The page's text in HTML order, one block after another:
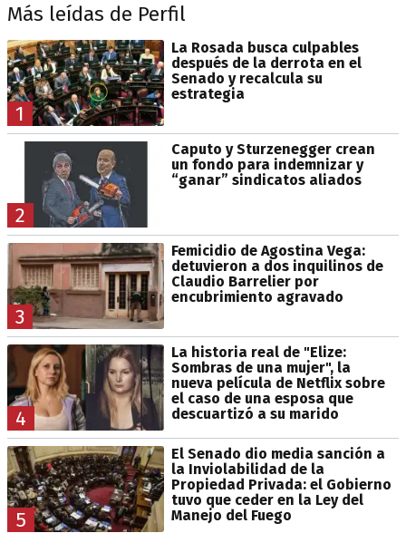
Más leídas de Perfil
1
La Rosada busca culpables
después de la derrota en el
Senado y recalcula su
estrategia
2
Caputo y Sturzenegger crean
un fondo para indemnizar y
“ganar” sindicatos aliados
3
Femicidio de Agostina Vega:
detuvieron a dos inquilinos de
Claudio Barrelier por
encubrimiento agravado
4
La historia real de "Elize:
Sombras de una mujer", la
nueva película de Netflix sobre
el caso de una esposa que
descuartizó a su marido
5
El Senado dio media sanción a
la Inviolabilidad de la
Propiedad Privada: el Gobierno
tuvo que ceder en la Ley del
Manejo del Fuego